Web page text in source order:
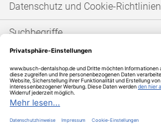
Datenschutz und Cookie-Richtlinien
Suchbegriffe
Bestellungen und Rücksendungen